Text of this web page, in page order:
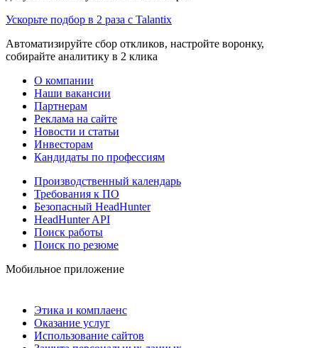
Ускорьте подбор в 2 раза с Talantix
Автоматизируйте сбор откликов, настройте воронку,
собирайте аналитику в 2 клика
О компании
Наши вакансии
Партнерам
Реклама на сайте
Новости и статьи
Инвесторам
Кандидаты по профессиям
Производственный календарь
Требования к ПО
Безопасный HeadHunter
HeadHunter API
Поиск работы
Поиск по резюме
Мобильное приложение
Этика и комплаенс
Оказание услуг
Использование сайтов